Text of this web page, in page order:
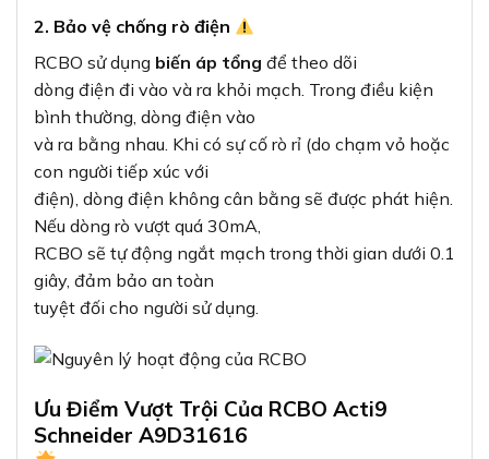
2. Bảo vệ chống rò điện
RCBO sử dụng biến áp tổng để theo dõi
dòng điện đi vào và ra khỏi mạch. Trong điều kiện
bình thường, dòng điện vào
và ra bằng nhau. Khi có sự cố rò rỉ (do chạm vỏ hoặc
con người tiếp xúc với
điện), dòng điện không cân bằng sẽ được phát hiện.
Nếu dòng rò vượt quá 30mA,
RCBO sẽ tự động ngắt mạch trong thời gian dưới 0.1
giây, đảm bảo an toàn
tuyệt đối cho người sử dụng.
Ưu Điểm Vượt Trội Của RCBO Acti9
Schneider A9D31616